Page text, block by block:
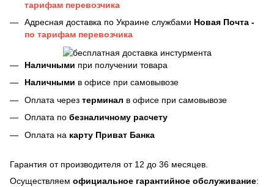
тарифам перевозчика
Адресная доставка по Украине службами Новая Почта -
по тарифам перевозчика
Наличными при получении товара
Наличными в офисе при самовывозе
Оплата через терминал в офисе при самовывозе
Оплата по безналичному расчету
Оплата на карту Приват Банка
Гарантия от производителя от 12 до 36 месяцев.
Осуществляем официальное гарантийное обслуживание: